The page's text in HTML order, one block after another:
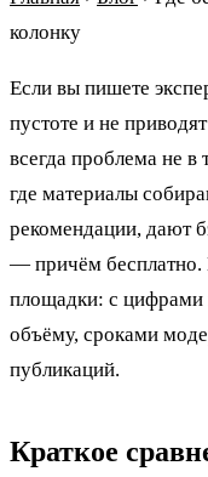
колонку
Если вы пишете
пустоте и не
всегда проблема не в
где материалы
рекомендации, дают
— причём бесплатно.
площадки: с цифрами
объёму, сроками
публикаций.
Краткое